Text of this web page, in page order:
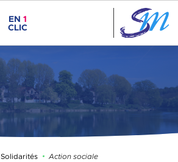
ACCÈS DE LA FENÊTRE DES
EN 1
CLIC
Solidarités Page active :
Action sociale